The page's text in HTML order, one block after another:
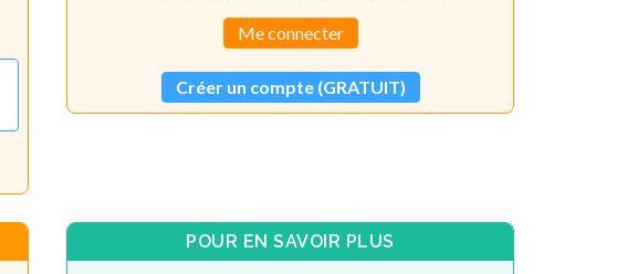
Me connecter
Créer un compte (GRATUIT)
POUR EN SAVOIR PLUS